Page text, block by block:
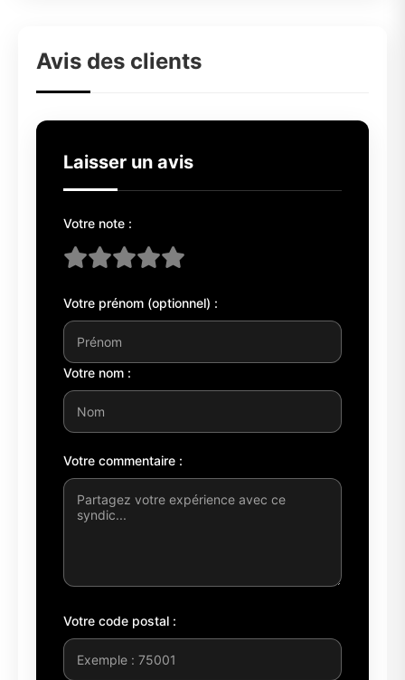
Avis des clients
Laisser un avis
Votre note :
Votre prénom (optionnel) :
Votre nom :
Votre commentaire :
Votre code postal :